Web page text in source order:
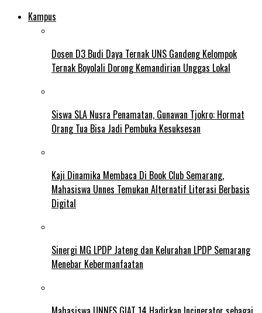
Kampus
Dosen D3 Budi Daya Ternak UNS Gandeng Kelompok
Ternak Boyolali Dorong Kemandirian Unggas Lokal
Siswa SLA Nusra Penamatan, Gunawan Tjokro: Hormat
Orang Tua Bisa Jadi Pembuka Kesuksesan
Kaji Dinamika Membaca Di Book Club Semarang,
Mahasiswa Unnes Temukan Alternatif Literasi Berbasis
Digital
Sinergi MG LPDP Jateng dan Kelurahan LPDP Semarang
Menebar Kebermanfaatan